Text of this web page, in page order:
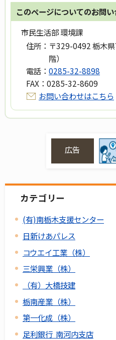
このページについてのお問
市民生活部 環境課
住所： 〒329-0492 栃木
階）
電話： 0285-32-8898
FAX： 0285-32-8609
お問い合わせはこちら
広告
カテゴリー
(有)南栃木支援センター
日新けあパレス
コウエイ工業（株）
三栄興業（株）
（有）大橋技建
栃南産業（株）
第一化成（株）
足利銀行 南河内支店